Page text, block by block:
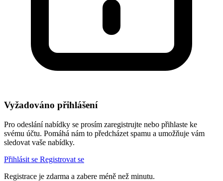
Vyžadováno přihlášení
Pro odeslání nabídky se prosím zaregistrujte nebo přihlaste ke
svému účtu. Pomáhá nám to předcházet spamu a umožňuje vám
sledovat vaše nabídky.
Přihlásit se Registrovat se
Registrace je zdarma a zabere méně než minutu.